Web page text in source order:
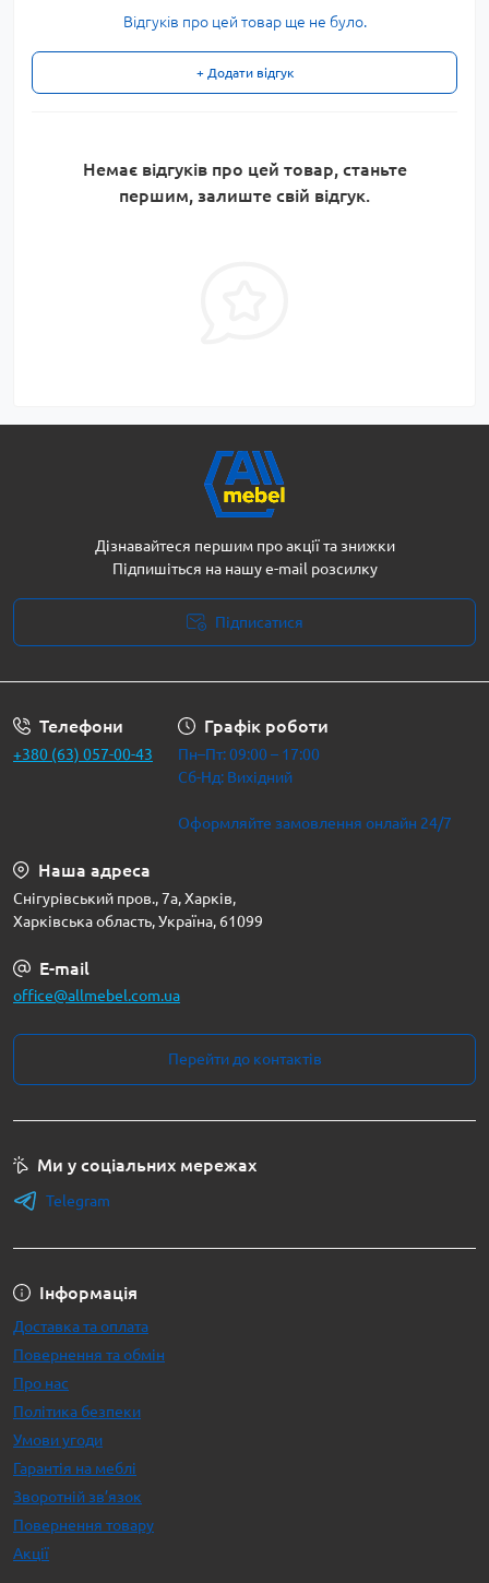
Відгуків про цей товар ще не було.
+ Додати відгук
Немає відгуків про цей товар, станьте
першим, залиште свій відгук.
Дізнавайтеся першим про акції та знижки
Підпишіться на нашу e-mail розсилку
Підписатися
Телефони
+380 (63) 057-00-43
Графік роботи
Пн–Пт: 09:00 – 17:00
Сб-Нд: Вихідний
Оформляйте замовлення онлайн 24/7
Наша адреса
Снігурівський пров., 7а, Харків,
Харківська область, Україна, 61099
E-mail
office@allmebel.com.ua
Перейти до контактів
Інформація
Доставка та оплата
Повернення та обмін
Про нас
Політика безпеки
Умови угоди
Гарантія на меблі
Зворотній зв’язок
Повернення товару
Акції
Ми у соціальних мережах
Telegram